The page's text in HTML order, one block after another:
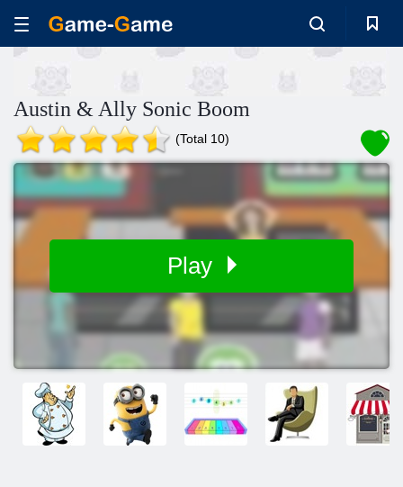
Austin & Ally Sonic Boom
(Total 10)
Play